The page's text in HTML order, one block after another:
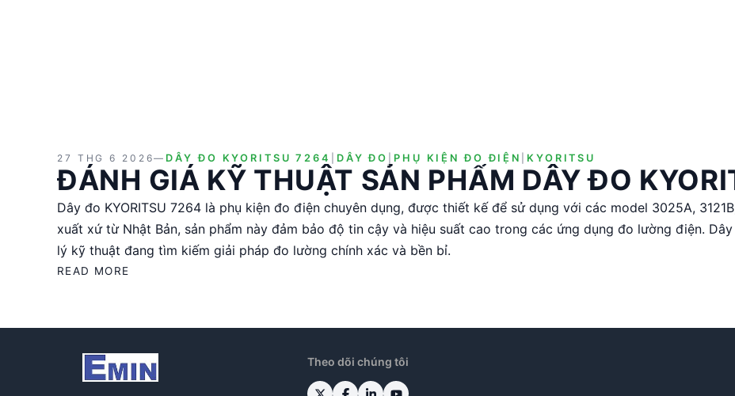
27 THG 6 2026— DÂY ĐO KYORITSU 7264 DÂY ĐO PHỤ KIỆN ĐO ĐIỆN KYORITSU
ĐÁNH GIÁ KỸ THUẬT SẢN PHẨM DÂY ĐO
Dây đo KYORITSU 7264 là phụ kiện đo điện chuyên dụng, được thiết kế để sử dụng với các model 3025A,
xuất xứ từ Nhật Bản, sản phẩm này đảm bảo độ tin cậy và hiệu suất cao trong các ứng dụng đo lường điện.
lý kỹ thuật đang tìm kiếm giải pháp đo lường chính xác và bền bỉ.
READ MORE
Theo dõi chúng tôi